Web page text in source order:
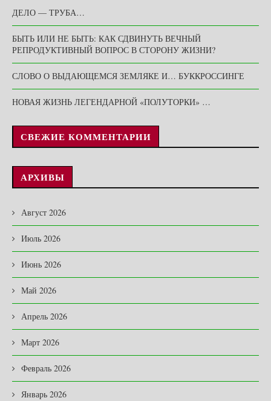
ДЕЛО — ТРУБА…
БЫТЬ ИЛИ НЕ БЫТЬ: КАК СДВИНУТЬ ВЕЧНЫЙ
РЕПРОДУКТИВНЫЙ ВОПРОС В СТОРОНУ ЖИЗНИ?
СЛОВО О ВЫДАЮЩЕМСЯ ЗЕМЛЯКЕ И… БУККРОССИНГЕ
НОВАЯ ЖИЗНЬ ЛЕГЕНДАРНОЙ «ПОЛУТОРКИ» …
СВЕЖИЕ КОММЕНТАРИИ
АРХИВЫ
Август 2026
Июль 2026
Июнь 2026
Май 2026
Апрель 2026
Март 2026
Февраль 2026
Январь 2026